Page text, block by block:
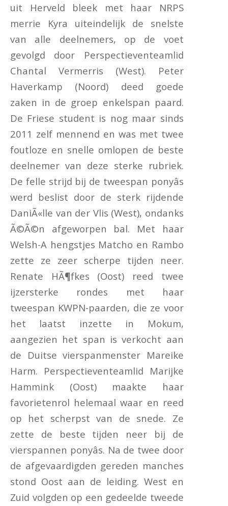
uit Herveld bleek met haar NRPS
merrie Kyra uiteindelijk de snelste
van alle deelnemers, op de voet
gevolgd door Perspectieventeamlid
Chantal Vermerris (West). Peter
Haverkamp (Noord) deed goede
zaken in de groep enkelspan paard.
De Friese student is nog maar sinds
2011 zelf mennend en was met twee
foutloze en snelle omlopen de beste
deelnemer van deze sterke rubriek.
De felle strijd bij de tweespan ponyâs
werd beslist door de sterk rijdende
DaniÃ«lle van der Vlis (West), ondanks
Ã©Ã©n afgeworpen bal. Met haar
Welsh-A hengstjes Matcho en Rambo
zette ze zeer scherpe tijden neer.
Renate HÃ¶fkes (Oost) reed twee
ijzersterke rondes met haar
tweespan KWPN-paarden, die ze voor
het laatst inzette in Mokum,
aangezien het span is verkocht aan
de Duitse vierspanmenster Mareike
Harm. Perspectieventeamlid Marijke
Hammink (Oost) maakte haar
favorietenrol helemaal waar en reed
op het scherpst van de snede. Ze
zette de beste tijden neer bij de
vierspannen ponyâs. Na de twee door
de afgevaardigden gereden manches
stond Oost aan de leiding. West en
Zuid volgden op een gedeelde tweede